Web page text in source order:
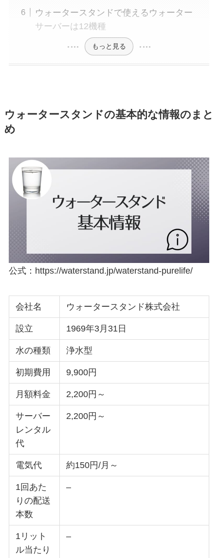
ウォータースタンドで使えるウォーター
サーバーは12機種
もっと見る
ウォータースタンドの基本的な情報のまと
め
公式：https://waterstand.jp/waterstand-purelife/
会社名 ウォータースタンド株式会社
設立 1969年3月31日
水の種類 浄水型
初期費用 9,900円
月額料金 2,200円～
サーバー
レンタル
代
2,200円～
電気代 約150円/月～
1回あた
りの配送
本数
–
1リット
ル当たり
–